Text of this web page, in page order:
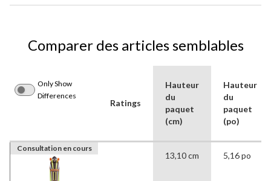
Comparer des articles semblables
Only Show
Differences
Ratings
Hauteur
du
paquet
(cm)
Hauteur
du
paquet
(po)
Consultation en cours
13,10 cm 5,16 po